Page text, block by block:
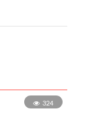
324